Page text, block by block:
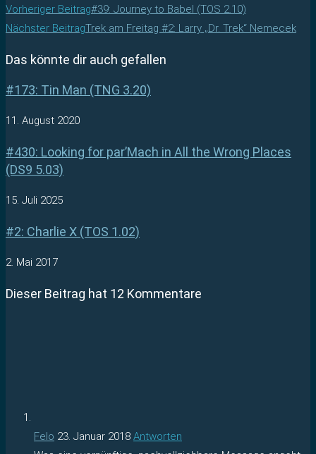
Vorheriger Beitrag#39: Journey to Babel (TOS 2.10)
Nächster BeitragTrek am Freitag #2: Larry „Dr. Trek“ Nemecek
Das könnte dir auch gefallen
#173: Tin Man (TNG 3.20)
11. August 2020
#430: Looking for par’Mach in All the Wrong Places
(DS9 5.03)
15. Juli 2025
#2: Charlie X (TOS 1.02)
2. Mai 2017
Dieser Beitrag hat 12 Kommentare
Felo 23. Januar 2018 Antworten